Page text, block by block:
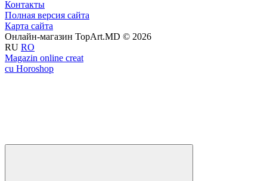
Контакты
Полная версия сайта
Карта сайта
Онлайн-магазин TopArt.MD © 2026
RU RO
Magazin online creat
cu Horoshop